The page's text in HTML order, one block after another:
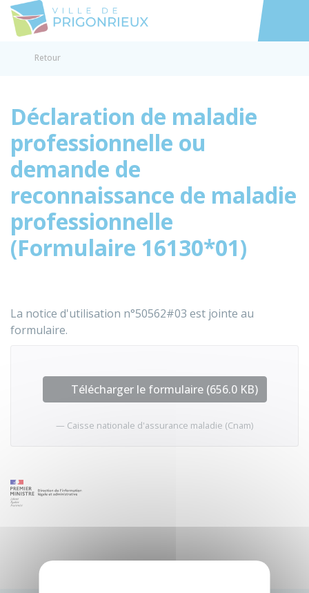
Accéder
Retour
Déclaration de maladie
professionnelle ou
demande de
reconnaissance de maladie
professionnelle
(Formulaire 16130*01)
La notice d'utilisation n°50562#03 est jointe au
formulaire.
Télécharger le formulaire (656.0 KB)
Caisse nationale d'assurance maladie (Cnam)